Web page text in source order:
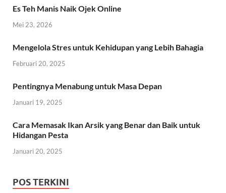
Es Teh Manis Naik Ojek Online
Mei 23, 2026
Mengelola Stres untuk Kehidupan yang Lebih Bahagia
Februari 20, 2025
Pentingnya Menabung untuk Masa Depan
Januari 19, 2025
Cara Memasak Ikan Arsik yang Benar dan Baik untuk
Hidangan Pesta
Januari 20, 2025
POS TERKINI